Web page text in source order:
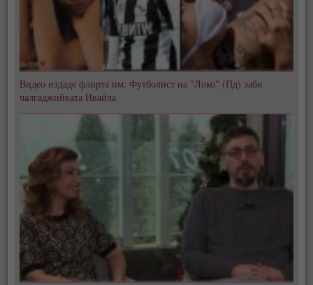
Видео издаде флирта им: Футболист на "Локо" (Пд) заби
чалгаджийката Ивайла